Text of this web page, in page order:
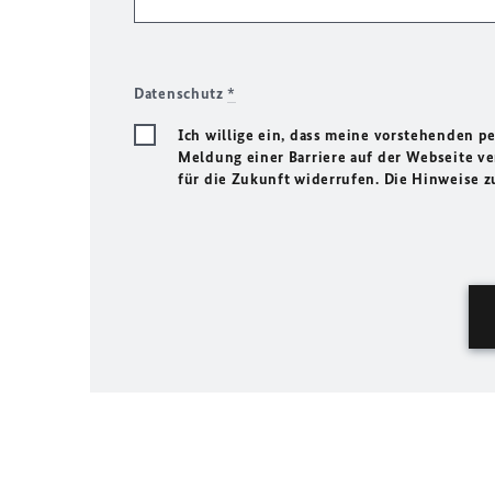
Datenschutz*
Ich willige ein, dass meine vorstehenden
Meldung einer Barriere auf der Webseite
für die Zukunft widerrufen. Die Hinweise